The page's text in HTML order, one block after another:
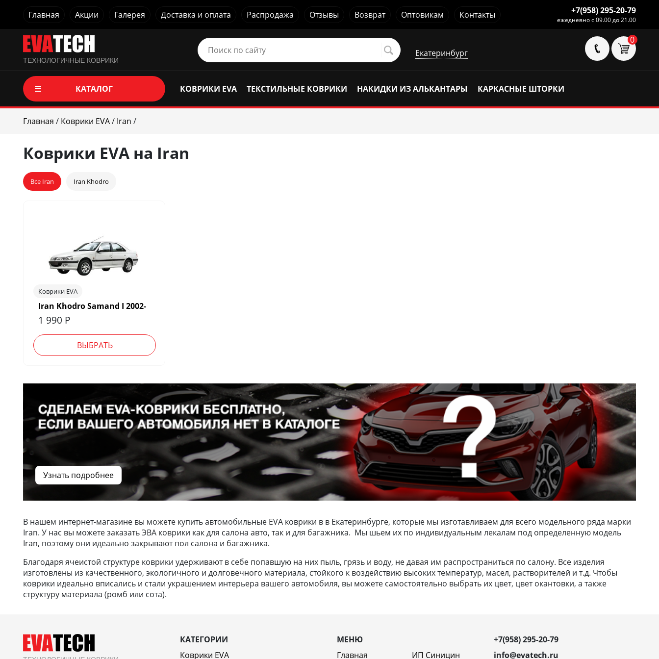
Главная Акции Галерея Доставка и оплата Распродажа Отзывы Возврат Оптовикам Контакты +7(958) 295-20-79
ежедневно с 09.00 до 21.00
ТЕХНОЛОГИЧНЫЕ КОВРИКИ
Екатеринбург
0
КАТАЛОГ КОВРИКИ EVA ТЕКСТИЛЬНЫЕ КОВРИКИ НАКИДКИ ИЗ АЛЬКАНТАРЫ КАРКАСНЫЕ ШТОРКИ
Главная / Коврики EVA/ Iran /
Коврики EVA на Iran
Все Iran Iran Khodro
Коврики EVA
Iran Khodro Samand I 2002-
1 990 Р
ВЫБРАТЬ
Узнать подробнее
В нашем интернет-магазине вы можете купить автомобильные EVA коврики в в Екатеринбурге, которые мы изготавливаем для всего модельного ряда марки
Iran. У нас вы можете заказать ЭВА коврики как для салона авто, так и для багажника. Мы шьем их по индивидуальным лекалам под определенную модель
Iran, поэтому они идеально закрывают пол салона и багажника.
Благодаря ячеистой структуре коврики удерживают в себе попавшую на них пыль, грязь и воду, не давая им распространиться по салону. Все изделия
изготовлены из качественного, экологичного и долговечного материала, стойкого к воздействию высоких температур, масел, растворителей и т.д. Чтобы
коврики идеально вписались и стали украшением интерьера вашего автомобиля, вы можете самостоятельно выбрать их цвет, цвет окантовки, а также
структуру материала (ромб или сота).
КАТЕГОРИИ
Коврики EVA
МЕНЮ
Главная
ИП Синицин
+7(958) 295-20-79
info@evatech.ru